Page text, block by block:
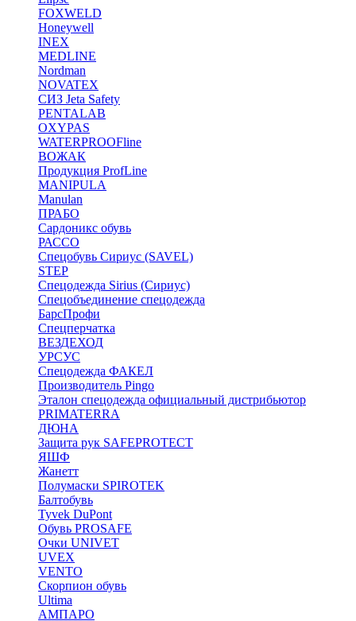
FOXWELD
Honeywell
INEX
MEDLINE
Nordman
NOVATEX
СИЗ Jeta Safety
PENTALAB
OXYPAS
WATERPROOFline
ВОЖАК
Продукция ProfLine
MANIPULA
Manulan
ПРАБО
Сардоникс обувь
РАССО
Спецобувь Сириус (SAVEL)
STEP
Спецодежда Sirius (Сириус)
Спецобъединение спецодежда
БарсПрофи
Спецперчатка
ВЕЗДЕХОД
УРСУС
Спецодежда ФАКЕЛ
Производитель Pingo
Эталон спецодежда официальный дистрибьютор
PRIMATERRA
ДЮНА
Защита рук SAFEPROTECT
ЯШФ
Жанетт
Полумаски SPIROTEK
Балтобувь
Tyvek DuPont
Обувь PROSAFE
Очки UNIVET
UVEX
VENTO
Скорпион обувь
Ultima
АМПАРО